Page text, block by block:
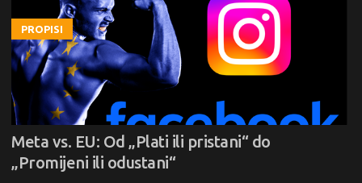
PROPISI
Meta vs. EU: Od „Plati ili pristani“ do
„Promijeni ili odustani“